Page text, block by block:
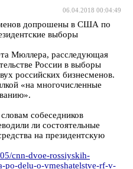
06.04.2018 00:04:49
допрошены в США по
выборы
Мюллера, расследующая
России в выборы
российских бизнесменов.
«на многочисленные
собеседников
ли состоятельные
на президентскую
cnn-dvoe-rossiyskih-
po-delu-o-vmeshatelstve-rf-v-